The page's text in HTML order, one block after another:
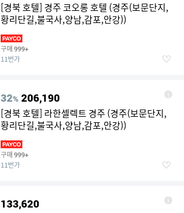
[경북 호텔] 경주 코오롱 호텔 (경주(보문단지,
황리단길,불국사,양남,감포,안강))
구매 999+
11번가
32% 206,190
[경북 호텔] 라한셀렉트 경주 (경주(보문단지,
황리단길,불국사,양남,감포,안강))
구매 999+
11번가
133,620